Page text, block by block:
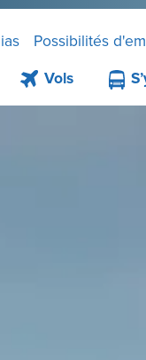
Vols
Possibilités